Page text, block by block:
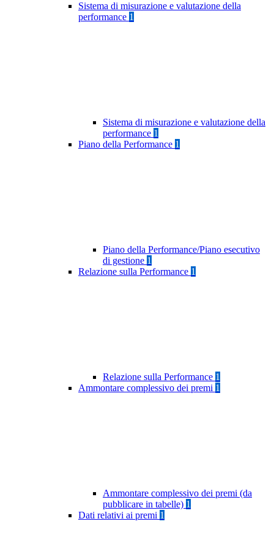
Sistema di misurazione e valutazione della
performance 1
Sistema di misurazione e valutazione della
performance 1
Piano della Performance 1
Piano della Performance/Piano esecutivo
di gestione 1
Relazione sulla Performance 1
Relazione sulla Performance 1
Ammontare complessivo dei premi 1
Ammontare complessivo dei premi (da
pubblicare in tabelle) 1
Dati relativi ai premi 1